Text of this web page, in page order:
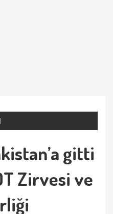
gitti
Zirvesi ve